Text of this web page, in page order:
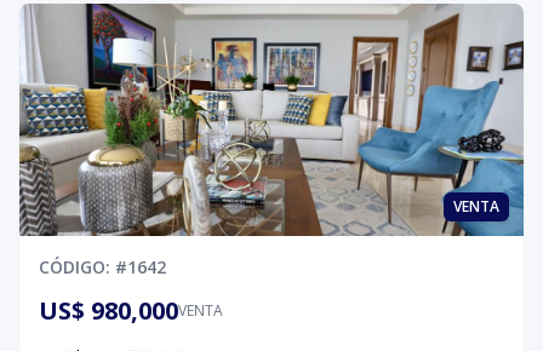
VENTA
CÓDIGO: #1642
VENTA
US$ 980,000